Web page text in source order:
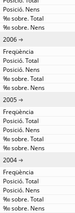
2006
2005
2004